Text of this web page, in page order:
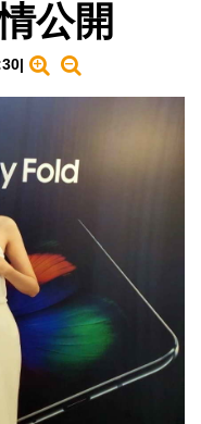
公開
|